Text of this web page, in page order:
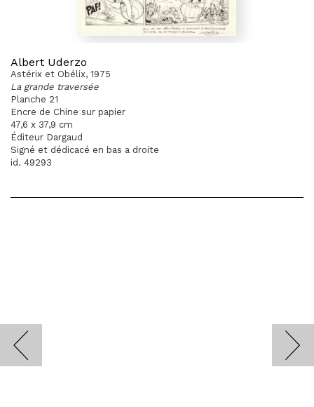
Albert Uderzo
Astérix et Obélix, 1975
La grande traversée
Planche 21
Encre de Chine sur papier
47,6 x 37,9 cm
Éditeur Dargaud
Signé et dédicacé en bas a droite
id. 49293